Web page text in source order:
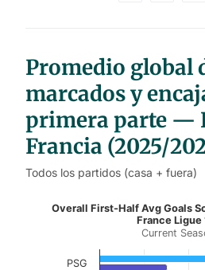
e
s
Promedio global
marcados y
primera parte —
Francia (2025/
Todos los partidos (casa + fuera)
Overall First-Half
Bar chart with 2 data series.
Current Season
Overall First-Half Avg Goals
France Ligue
Current
PSG